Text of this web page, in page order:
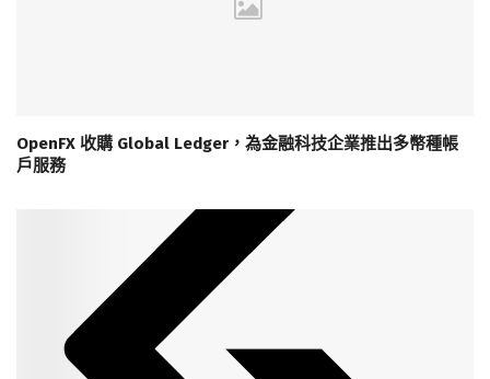
OpenFX 收購 Global Ledger，為金融科技企業推出多幣種帳
戶服務